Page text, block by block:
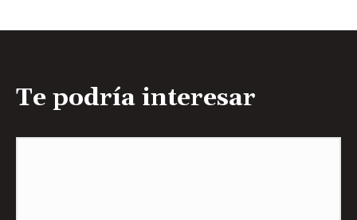
Te podría interesar